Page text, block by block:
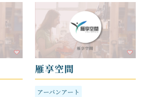
雁享空間
アーバンアート